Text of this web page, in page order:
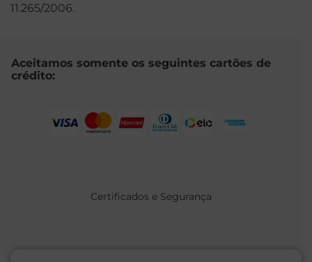
11.265/2006.
Aceitamos somente os seguintes cartões de
crédito:
Certificados e Segurança